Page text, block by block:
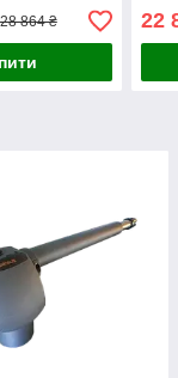
28 864 ₴ 22